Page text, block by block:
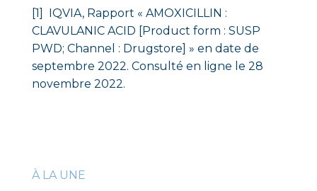
[1]
IQVIA, Rapport « AMOXICILLIN :
CLAVULANIC ACID [Product form : SUSP
PWD; Channel : Drugstore] » en date de
septembre 2022. Consulté en ligne le 28
novembre 2022.
À LA UNE